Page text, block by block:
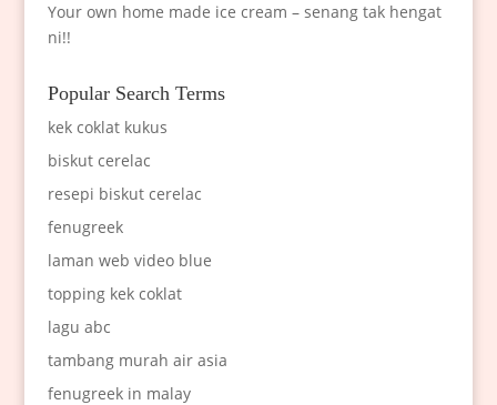
Your own home made ice cream – senang tak hengat
ni!!
Popular Search Terms
kek coklat kukus
biskut cerelac
resepi biskut cerelac
fenugreek
laman web video blue
topping kek coklat
lagu abc
tambang murah air asia
fenugreek in malay